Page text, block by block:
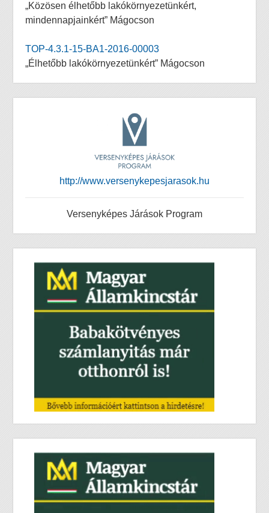
„Közösen élhetőbb lakókörnyezetünkért,
mindennapjainkért” Mágocson
TOP-4.3.1-15-BA1-2016-00003
„Élhetőbb lakókörnyezetünkért” Mágocson
http://www.versenykepesjarasok.hu
Versenyképes Járások Program